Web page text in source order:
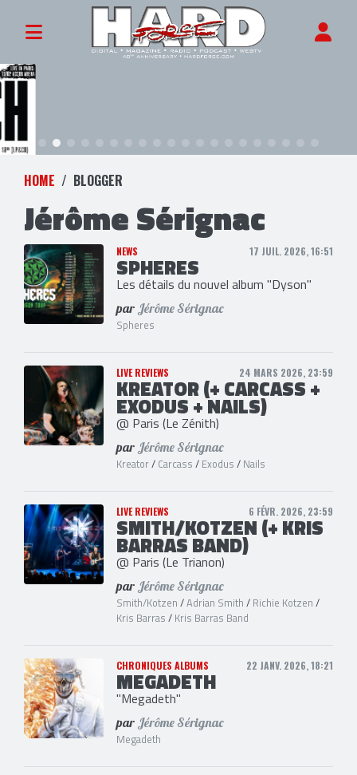
HOME BLOGGER
Jérôme Sérignac
NEWS 17 JUIL. 2026, 16:51
SPHERES
Les détails du nouvel album "Dyson"
par Jérôme Sérignac
Spheres
LIVE REVIEWS 24 MARS 2026, 23:59
KREATOR (+ CARCASS +
EXODUS + NAILS)
@ Paris (Le Zénith)
par Jérôme Sérignac
Kreator/ Carcass / Exodus / Nails
LIVE REVIEWS 6 FÉVR. 2026, 23:59
SMITH/KOTZEN (+ KRIS
BARRAS BAND)
@ Paris (Le Trianon)
par Jérôme Sérignac
Smith/Kotzen /Adrian Smith / Richie Kotzen /
Kris Barras / Kris Barras Band
CHRONIQUES ALBUMS 22 JANV. 2026, 18:21
MEGADETH
"Megadeth"
par Jérôme Sérignac
Megadeth